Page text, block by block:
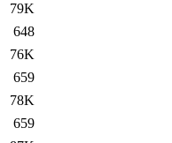
79K
648
76K
659
78K
659